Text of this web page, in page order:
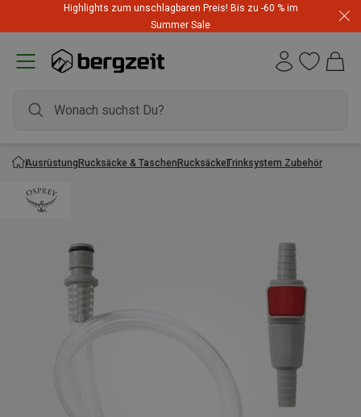
Highlights zum unschlagbaren Preis! Bis zu -60 % im
Summer Sale
AusrüstungRucksäcke & TaschenRucksäckeTrinksystem Zubehör